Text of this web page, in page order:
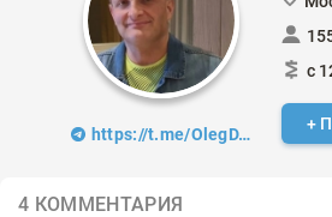
https://t.me/OlegDTrading
с
+
4 КОММЕНТАРИЯ